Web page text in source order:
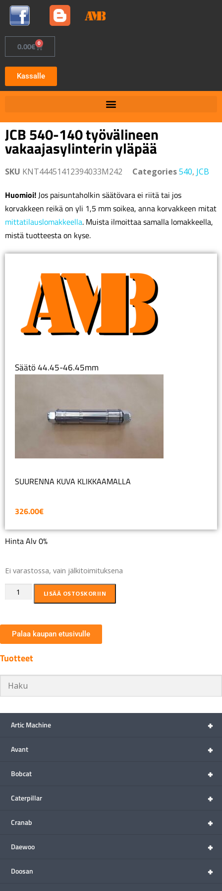
0.00€ 0
Kassalle
JCB 540-140 työvälineen
vakaajasylinterin yläpää
SKU KNT44451412394033M242 Categories540, JCB
Huomioi!Jos paisuntaholkin säätövara ei riitä tai jos
korvakkeen reikä on yli 1,5 mm soikea, anna korvakkeen mitat
mittatilauslomakkeella. Muista ilmoittaa samalla lomakkeella,
mistä tuotteesta on kyse.
Säätö 44.45-46.45mm
SUURENNA KUVA KLIKKAAMALLA
326.00€
Hinta Alv 0%
Ei varastossa, vain jälkitoimituksena
LISÄÄ OSTOSKORIIN
Palaa kaupan etusivulle
Tuotteet
+
Artic Machine
+
Avant
+
Bobcat
+
Caterpillar
+
Cranab
+
Daewoo
+
Doosan